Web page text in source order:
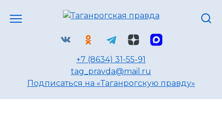
+7 (8634) 31-55-91
tag_pravda@mail.ru
Подписаться на «Таганрогскую правду»